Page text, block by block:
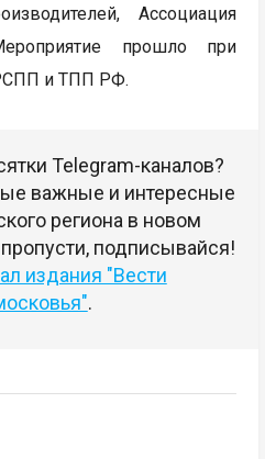
Ассоциация
прошло при
и ТПП РФ.
Telegram-каналов?
важные и интересные
региона в новом
подписывайся!
издания "Вести
.